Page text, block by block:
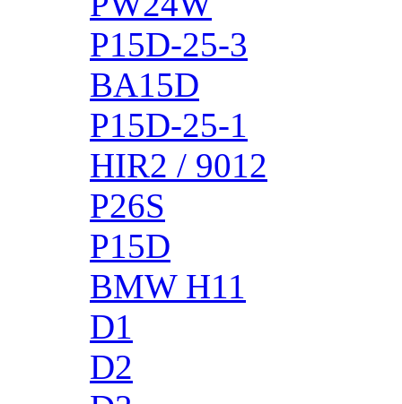
P15D-25-3
BA15D
P15D-25-1
HIR2 / 9012
P26S
P15D
BMW H11
D1
D2